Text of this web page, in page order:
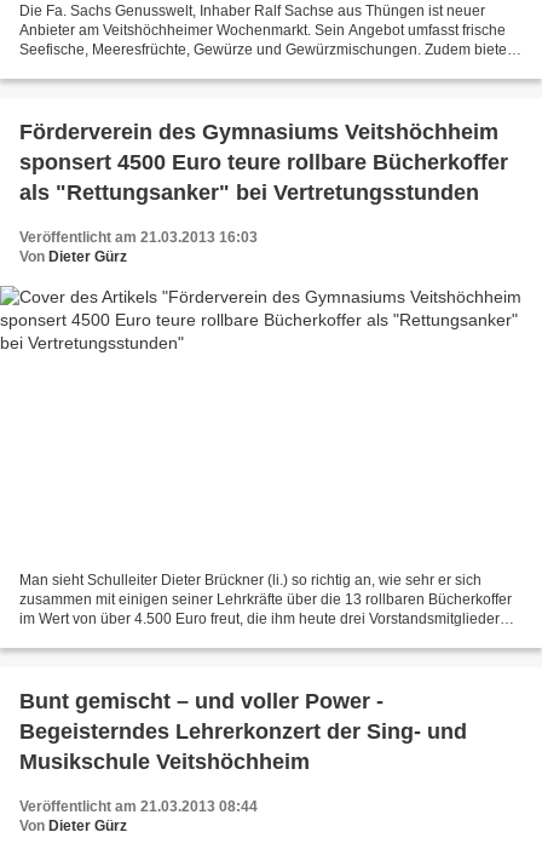
Die Fa. Sachs Genusswelt, Inhaber Ralf Sachse aus Thüngen ist neuer
Anbieter am Veitshöchheimer Wochenmarkt. Sein Angebot umfasst frische
Seefische, Meeresfrüchte, Gewürze und Gewürzmischungen. Zudem bietet
Förderverein des Gymnasiums Veitshöchheim
sponsert 4500 Euro teure rollbare Bücherkoffer
als "Rettungsanker" bei Vertretungsstunden
Veröffentlicht am 21.03.2013 16:03
Von Dieter Gürz
Man sieht Schulleiter Dieter Brückner (li.) so richtig an, wie sehr er sich
zusammen mit einigen seiner Lehrkräfte über die 13 rollbaren Bücherkoffer
im Wert von über 4.500 Euro freut, die ihm heute drei Vorstandsmitglieder
Bunt gemischt – und voller Power -
Begeisterndes Lehrerkonzert der Sing- und
Musikschule Veitshöchheim
Veröffentlicht am 21.03.2013 08:44
Von Dieter Gürz